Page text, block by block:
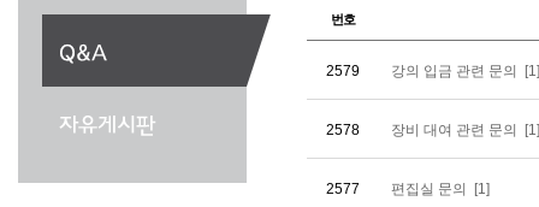
번호
2579 강의 입금 관련 문의 [1]
2578 장비 대여 관련 문의 [1]
2577 편집실 문의 [1]